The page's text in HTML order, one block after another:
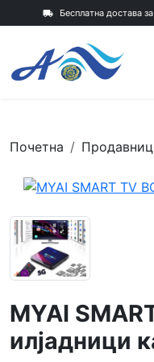
local_shipping Бесплатна достава
Почетна
MYAI
илјадници